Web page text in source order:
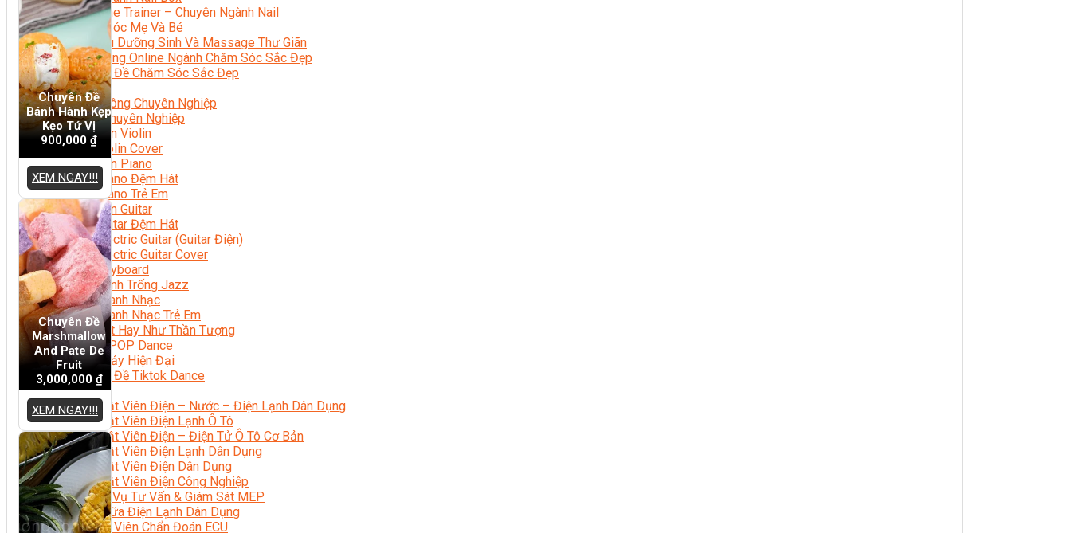
Train The Trainer – Chuyên Ngành Nail
Chăm Sóc Mẹ Và Bé
Gội Đầu Dưỡng Sinh Và Massage Thư Giãn
Marketing Online Ngành Chăm Sóc Sắc Đẹp
Chuyên Đề Chăm Sóc Sắc Đẹp
Âm Nhạc
Nhạc Công Chuyên Nghiệp
Ca Sĩ Chuyên Nghiệp
Học Đàn Violin
Học Violin Cover
Học Đàn Piano
Học Piano Đệm Hát
Học Piano Trẻ Em
Học Đàn Guitar
Học Guitar Đệm Hát
Học Electric Guitar (Guitar Điện)
Học Electric Guitar Cover
Học Keyboard
Học Đánh Trống Jazz
Học Thanh Nhạc
Học Thanh Nhạc Trẻ Em
Học Hát Hay Như Thần Tượng
Học K-POP Dance
Học Nhảy Hiện Đại
Chuyên Đề Tiktok Dance
Kỹ Thuật – Công Nghệ
Kỹ Thuật Viên Điện – Nước – Điện Lạnh Dân Dụng
Kỹ Thuật Viên Điện Lạnh Ô Tô
Kỹ Thuật Viên Điện – Điện Tử Ô Tô Cơ Bản
Kỹ Thuật Viên Điện Lạnh Dân Dụng
Kỹ Thuật Viên Điện Dân Dụng
Kỹ Thuật Viên Điện Công Nghiệp
Nghiệp Vụ Tư Vấn & Giám Sát MEP
Sửa Chữa Điện Lạnh Dân Dụng
Chuyên Viên Chẩn Đoán ECU
Chuyên Đề
Bánh Hành Kẹp
Kẹo Tứ Vị
900,000 ₫
XEM NGAY!!!
Chuyên Đề
Marshmallow
And Pate De
Fruit
3,000,000 ₫
XEM NGAY!!!